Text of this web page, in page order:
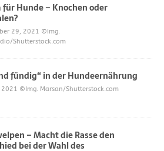
für Hunde – Knochen oder
29, 2021 ©Img.
Shutterstock.com
fündig“ in der Hundeernährung
©Img. Marsan/Shutterstock.com
– Macht die Rasse den
bei der Wahl des